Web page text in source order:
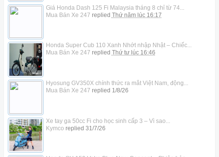
Giá Honda Dash 125 Fi Malaysia tháng 8 chỉ từ 74...
Mua Bán Xe 247 replied Thứ năm lúc 16:17
Honda Super Cub 110 Xanh Nhớt nhập Nhật – Chiếc...
Mua Bán Xe 247 replied Thứ tư lúc 16:46
Hyosung GV350X chính thức ra mắt Việt Nam, động...
Mua Bán Xe 247 replied 1/8/26
Xe tay ga 50cc Fi cho học sinh cấp 3 – Vì sao...
Kymco replied 31/7/26